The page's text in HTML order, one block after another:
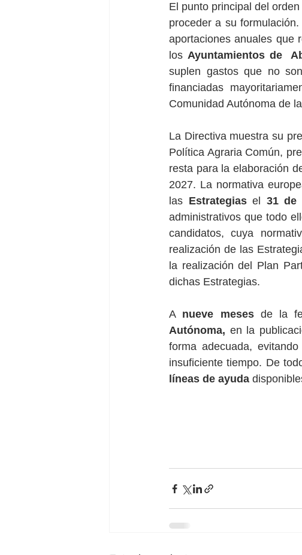
El punto principal del
proceder a su
aportaciones anuales que
los Ayuntamientos de
suplen gastos que no
financiadas
Comunidad Autónoma de
La Directiva muestra su
Política Agraria Común,
resta para la elaboración
2027. La normativa
las Estrategias el 31 de
administrativos que todo
candidatos, cuya
realización de las
la realización del Plan
dichas Estrategias.
A nueve meses de la
Autónoma, en la
forma adecuada,
insuficiente tiempo. De
líneas de ayuda